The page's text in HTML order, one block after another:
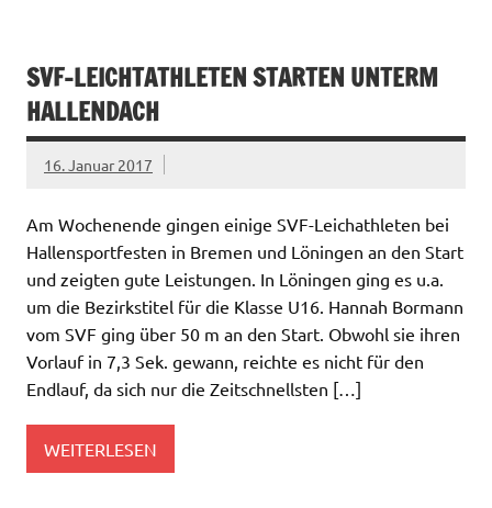
SVF-LEICHTATHLETEN STARTEN UNTERM
HALLENDACH
16. Januar 2017
Am Wochenende gingen einige SVF-Leichathleten bei
Hallensportfesten in Bremen und Löningen an den Start
und zeigten gute Leistungen. In Löningen ging es u.a.
um die Bezirkstitel für die Klasse U16. Hannah Bormann
vom SVF ging über 50 m an den Start. Obwohl sie ihren
Vorlauf in 7,3 Sek. gewann, reichte es nicht für den
Endlauf, da sich nur die Zeitschnellsten […]
WEITERLESEN